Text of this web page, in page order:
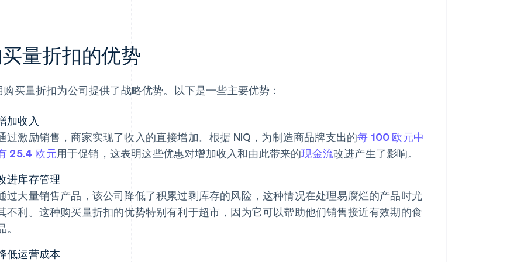
量折扣的优势
购买量折扣为公司提供了战略优势。以下是一些主要优势：
加收入
过激励销售，商家实现了收入的直接增加。根据 NIQ，为制造商品牌支出的每 100 欧元中
25.4 欧元用于促销，这表明这些优惠对增加收入和由此带来的现金流改进产生了影响。
进库存管理
过大量销售产品，该公司降低了积累过剩库存的风险，这种情况在处理易腐烂的产品时尤
不利。这种购买量折扣的优势特别有利于超市，因为它可以帮助他们销售接近有效期的食
。
低运营成本